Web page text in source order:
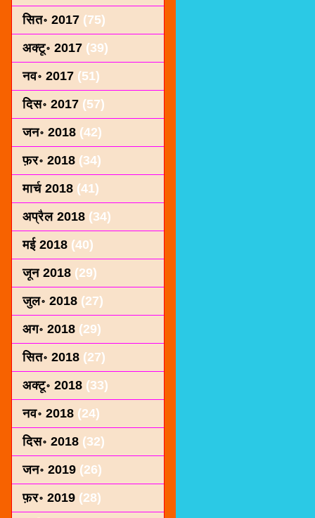
सित॰ 2017 (75)
अक्टू॰ 2017 (39)
नव॰ 2017 (51)
दिस॰ 2017 (57)
जन॰ 2018 (42)
फ़र॰ 2018 (34)
मार्च 2018 (41)
अप्रैल 2018 (34)
मई 2018 (40)
जून 2018 (29)
जुल॰ 2018 (27)
अग॰ 2018 (29)
सित॰ 2018 (27)
अक्टू॰ 2018 (33)
नव॰ 2018 (24)
दिस॰ 2018 (32)
जन॰ 2019 (26)
फ़र॰ 2019 (28)